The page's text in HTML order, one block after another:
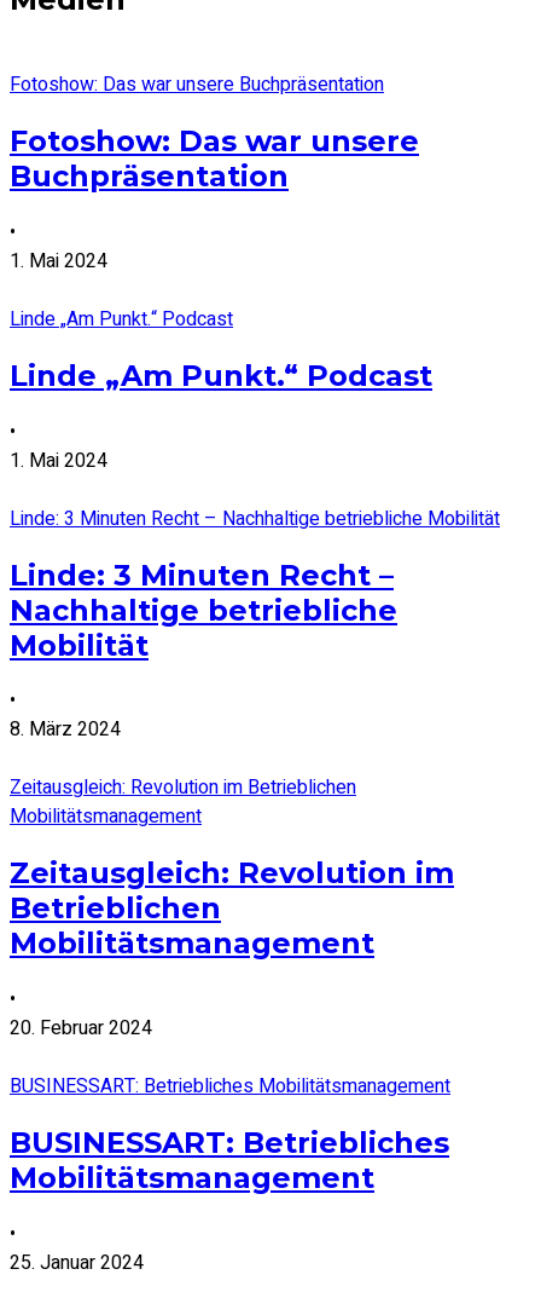
Fotoshow: Das war unsere Buchpräsentation
Fotoshow: Das war unsere
Buchpräsentation
•
1. Mai 2024
Linde „Am Punkt.“ Podcast
Linde „Am Punkt.“ Podcast
•
1. Mai 2024
Linde: 3 Minuten Recht – Nachhaltige betriebliche Mobilität
Linde: 3 Minuten Recht –
Nachhaltige betriebliche
Mobilität
•
8. März 2024
Zeitausgleich: Revolution im Betrieblichen
Mobilitätsmanagement
Zeitausgleich: Revolution im
Betrieblichen
Mobilitätsmanagement
•
20. Februar 2024
BUSINESSART: Betriebliches Mobilitätsmanagement
BUSINESSART: Betriebliches
Mobilitätsmanagement
•
25. Januar 2024